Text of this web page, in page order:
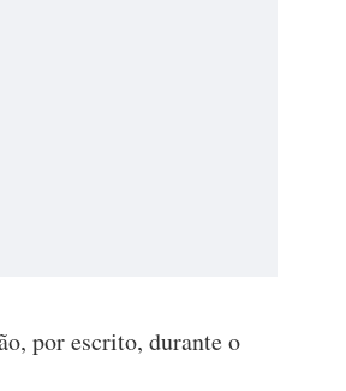
por escrito, durante o